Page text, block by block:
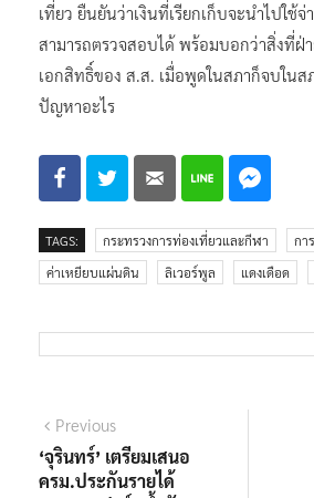
เที่ยว ยืนยันว่าเงินที่เรียกเก็บจะนำไปใช้
สามารถตรวจสอบได้ พร้อมบอกว่าสิ่งที่ฝ่
เอกสิทธิ์ของ ส.ส. เมื่อพูดในสภาก็จบในส
ปัญหาอะไร
TAGS: กระทรวงการท่องเที่ยวและกีฬา
กา
ค่าเหยียบแผ่นดิน
ลิเวอร์พูล แดงเดือด
แนะแนว
เรื่อง
PreviousPrevious
post:
‘จุรินทร์’ เตรียมเสนอ
ครม.ประกันรายได้